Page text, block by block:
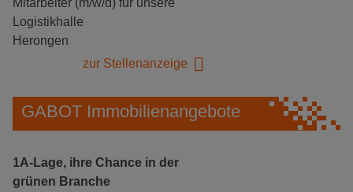
Mitarbeiter (m/w/d) für unsere
Logistikhalle
Herongen
zur Stellenanzeige
GABOT Immobilienangebote
1A-Lage, ihre Chance in der
grünen Branche